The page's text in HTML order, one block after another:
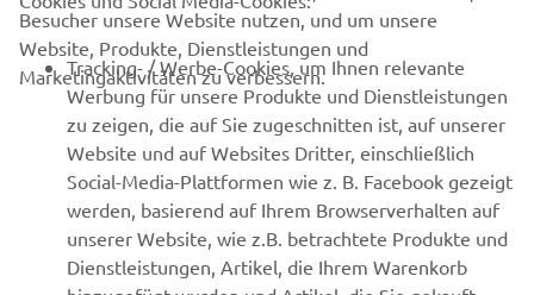
B2B
MEHR VON YAMAHA
SUPPORT
NEWSLETTER
Besucher unsere Website nutzen, und um unsere
Website, Produkte, Dienstleistungen und
Marketingaktivitäten zu verbessern.
Tracking- / Werbe-Cookies, um Ihnen relevante
Werbung für unsere Produkte und Dienstleistungen
zu zeigen, die auf Sie zugeschnitten ist, auf unserer
Website und auf Websites Dritter, einschließlich
Social-Media-Plattformen wie z. B. Facebook gezeigt
werden, basierend auf Ihrem Browserverhalten auf
unserer Website, wie z.B. betrachtete Produkte und
Dienstleistungen, Artikel, die Ihrem Warenkorb